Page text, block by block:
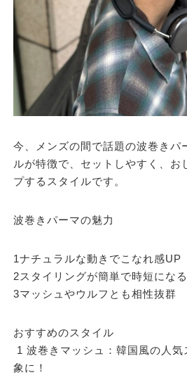
今、メンズの間で話題の波巻きパ
ルが特徴で、セットしやすく、お
プするスタイルです。
波巻きパーマの魅力
1ナチュラルな動きでこなれ感UP
2スタイリングが簡単で時短になる
3マッシュやウルフとも相性抜群
おすすめのスタイル
1 波巻きマッシュ：韓国風の人
象に！